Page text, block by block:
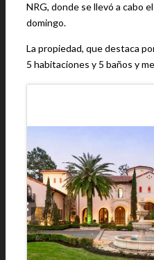
NRG, donde se llevó a cabo
domingo.
La propiedad, que destaca
5 habitaciones y 5 baños y